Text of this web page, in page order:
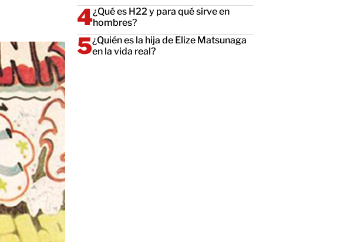
¿Qué es H22 y para qué sirve en
hombres?
¿Quién es la hija de Elize Matsunaga
en la vida real?